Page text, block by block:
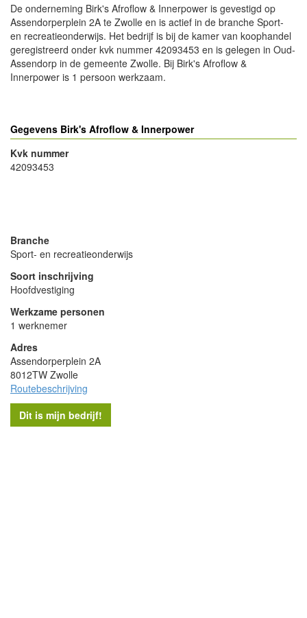
De onderneming Birk's Afroflow & Innerpower is gevestigd op
Assendorperplein 2A te Zwolle en is actief in de branche Sport-
en recreatieonderwijs. Het bedrijf is bij de kamer van koophandel
geregistreerd onder kvk nummer 42093453 en is gelegen in Oud-
Assendorp in de gemeente Zwolle. Bij Birk's Afroflow &
Innerpower is 1 persoon werkzaam.
Gegevens Birk's Afroflow & Innerpower
Kvk nummer
42093453
Branche
Sport- en recreatieonderwijs
Soort inschrijving
Hoofdvestiging
Werkzame personen
1 werknemer
Adres
Assendorperplein 2A
8012TW Zwolle
Routebeschrijving